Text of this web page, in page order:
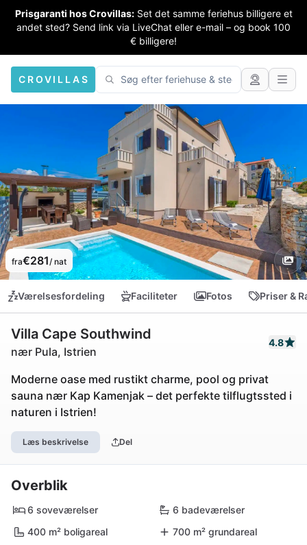
Prisgaranti hos Crovillas: Set det samme feriehus billigere et
andet sted? Send link via LiveChat eller e-mail – og book 100
€ billigere!
CROVILLAS
fra€281/ nat
Værelsesfordeling Faciliteter Fotos Priser &
Villa Cape Southwind
nær Pula, Istrien
4.8
Moderne oase med rustikt charme, pool og privat
sauna nær Kap Kamenjak – det perfekte tilflugtssted i
naturen i Istrien!
Læs beskrivelse Del
Overblik
6 soveværelser
6 badeværelser
400 m² boligareal
700 m² grundareal